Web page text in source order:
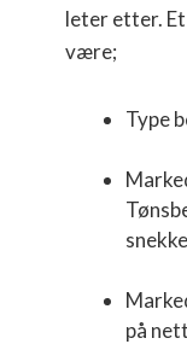
leter etter.
være;
Type
på